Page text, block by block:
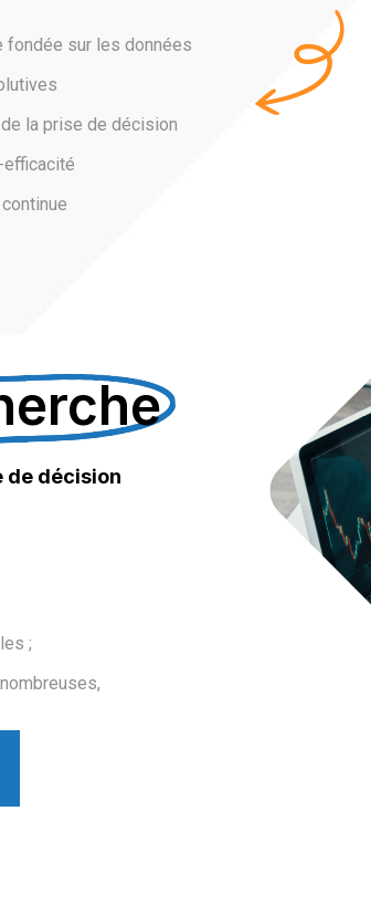
fondée sur les données
la prise de décision
efficacité
de décision
;